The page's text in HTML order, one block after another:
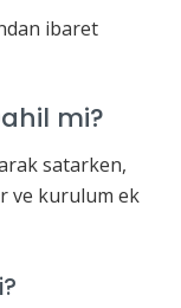
ibaret
mi?
satarken,
ve kurulum ek